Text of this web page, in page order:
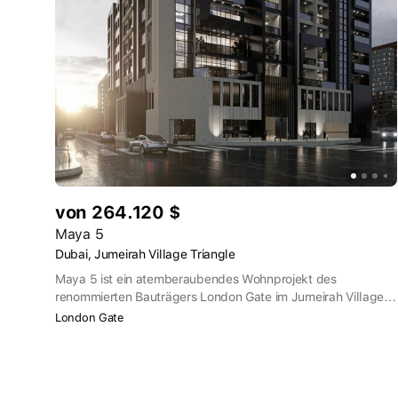
von 264.120 $
Maya 5
Dubai, Jumeirah Village Triangle
Maya 5 ist ein atemberaubendes Wohnprojekt des
renommierten Bauträgers London Gate im Jumeirah Village
Triangle (JVT) in Dubai. Diese neue Entwicklung bietet eine
London Gate